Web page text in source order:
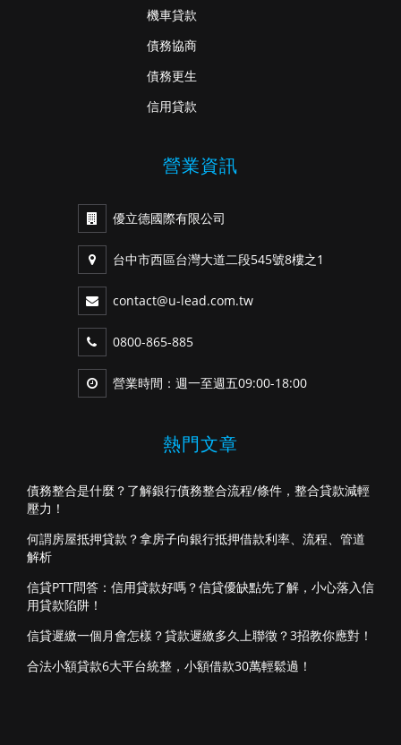
機車貸款
債務協商
債務更生
信用貸款
營業資訊
優立德國際有限公司
台中市西區台灣大道二段545號8樓之1
contact@u-lead.com.tw
0800-865-885
營業時間：週一至週五09:00-18:00
熱門文章
債務整合是什麼？了解銀行債務整合流程/條件，整合貸款減輕
壓力！
何謂房屋抵押貸款？拿房子向銀行抵押借款利率、流程、管道
解析
信貸PTT問答：信用貸款好嗎？信貸優缺點先了解，小心落入信
用貸款陷阱！
信貸遲繳一個月會怎樣？貸款遲繳多久上聯徵？3招教你應對！
合法小額貸款6大平台統整，小額借款30萬輕鬆過！